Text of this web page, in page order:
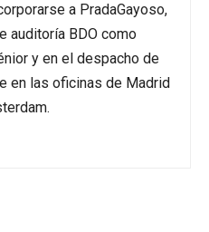
a PradaGayoso,
auditoría BDO como
y en el despacho de
en las oficinas de Madrid